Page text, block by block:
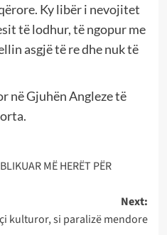
Ky libër i nevojitet
të lodhur, të ngopur me
asgjë të re dhe nuk të
në Gjuhën Angleze të
MË HERËT PËR
Next:
kulturor, si paralizë mendore